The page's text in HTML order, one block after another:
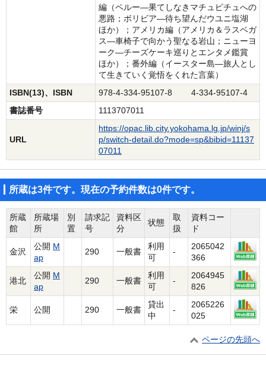
編（ペルー―果てしなきマチュピチュへの
悪路；ボリビア―待ち望んだウユニ塩湖
ほか）；アメリカ編（アメリカ＆ラスベガ
ス―車椅子で向かう聖なる岩山；ニューヨ
ーク―チーズケーキ巡りとエンタメ鑑賞
ほか）；番外編（イースター島―旅人とし
て生きていく覚悟をくれた言葉）
ISBN(13)、ISBN
978-4-334-95107-8 4-334-95107-4
書誌番号
1113707011
URL
https://opac.lib.city.yokohama.lg.jp/winj/s
p/switch-detail.do?mode=sp&bibid=11137
07011
所蔵は3件です。現在の予約件数は0件です。
所蔵
館
所蔵場
所
別
置
請求記
号
資料区
分
状態
取
扱
資料コー
ド
金沢
公開 M
ap
290 一般書
利用
可
-
2065042
366
港北
公開 M
ap
290 一般書
利用
可
-
2064945
826
栄 公開 290 一般書
貸出
中
-
2065226
025
ページの先頭へ